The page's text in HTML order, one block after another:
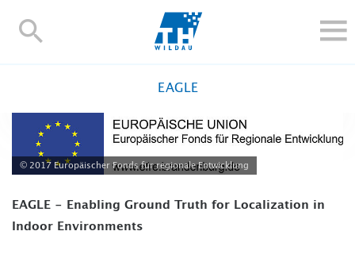
TH-
FORSCHUNG UND TRANSFER
ALUMNI
INTERNATIONAL
BESCHÄFTIGTE
EAGLE
© 2017 Europäischer Fonds für regionale Entwicklung
EAGLE - Enabling Ground Truth for Localization in
Indoor Environments